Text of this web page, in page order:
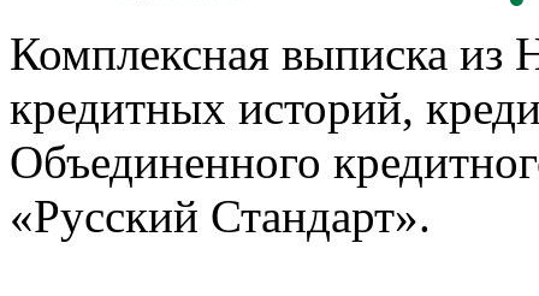
Комплексная выписка из
кредитных историй,
Объединенного
«Русский Стандарт».